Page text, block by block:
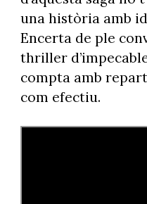
una història amb
Encerta de ple
thriller
compta amb
com efectiu.